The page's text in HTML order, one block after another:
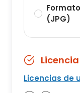
(JPG)
Licencias de